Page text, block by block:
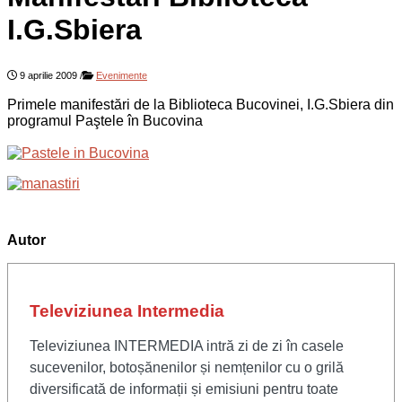
I.G.Sbiera
9 aprilie 2009 / Evenimente
Primele manifestări de la Biblioteca Bucovinei, I.G.Sbiera din
programul Paştele în Bucovina
Autor
Televiziunea Intermedia
Televiziunea INTERMEDIA intră zi de zi în casele
sucevenilor, botoșănenilor și nemțenilor cu o grilă
diversificată de informații și emisiuni pentru toate